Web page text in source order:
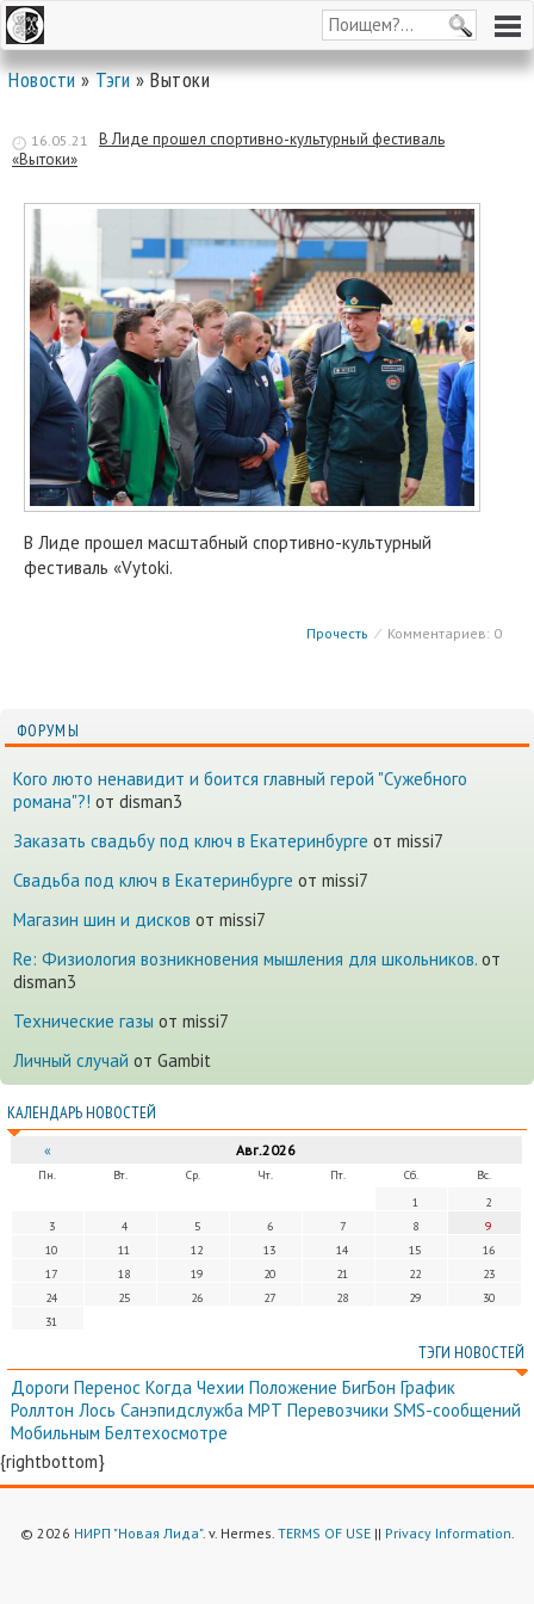
Новости»Тэги» Вытоки
16.05.21
В Лиде прошел спортивно-культурный фестиваль
«Вытоки»
В Лиде прошел масштабный спортивно-культурный
фестиваль «Vytoki.
Прочесть ⁄ Комментариев: 0
ФОРУМЫ
Кого люто ненавидит и боится главный герой "Сужебного
романа"?! от disman3
Заказать свадьбу под ключ в Екатеринбурге от missi7
Cвадьба под ключ в Екатеринбурге от missi7
Магазин шин и дисков от missi7
Re: Физиология возникновения мышления для школьников. от
disman3
Технические газы от missi7
Личный случай от Gambit
КАЛЕНДАРЬ НОВОСТЕЙ
« Авг.2026
Пн. Вт. Ср. Чт. Пт. Сб.
Вс.
1
2
3
4 5 6 7 8
9
10
11 12 13 14 15
16
17
18 19 20 21 22
23
24
25 26 27 28 29
30
31
ТЭГИ НОВОСТЕЙ
Дороги Перенос Когда Чехии Положение БигБон График
Роллтон Лось Санэпидслужба МРТ Перевозчики SMS-сообщений
Мобильным Белтехосмотре
{rightbottom}
© 2026 НИРП "Новая Лида". v. Hermes. TERMS OF USE|| Privacy Information.